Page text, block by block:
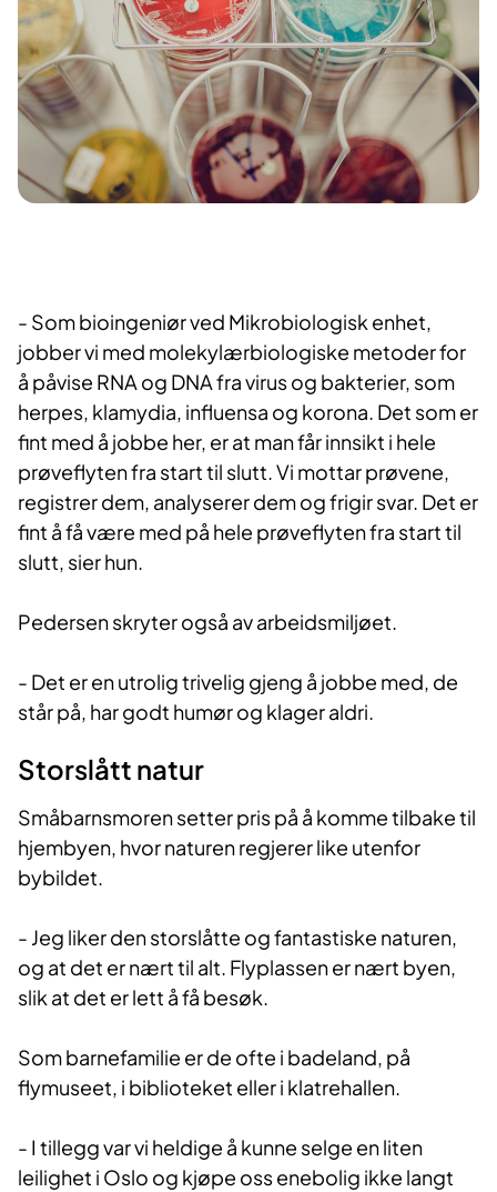
- Som bioingeniør ved Mikrobiologisk enhet,
jobber vi med molekylærbiologiske metoder for
å påvise RNA og DNA fra virus og bakterier, som
herpes, klamydia, influensa og korona. Det som er
fint med å jobbe her, er at man får innsikt i hele
prøveflyten fra start til slutt. Vi mottar prøvene,
registrer dem, analyserer dem og frigir svar. Det er
fint å få være med på hele prøveflyten fra start til
slutt, sier hun.
Pedersen skryter også av arbeidsmiljøet.
- Det er en utrolig trivelig gjeng å jobbe med, de
står på, har godt humør og klager aldri.
Storslått natur
Småbarnsmoren setter pris på å komme tilbake til
hjembyen, hvor naturen regjerer like utenfor
bybildet.
- Jeg liker den storslåtte og fantastiske naturen,
og at det er nært til alt. Flyplassen er nært byen,
slik at det er lett å få besøk.
Som barnefamilie er de ofte i badeland, på
flymuseet, i biblioteket eller i klatrehallen.
- I tillegg var vi heldige å kunne selge en liten
leilighet i Oslo og kjøpe oss enebolig ikke langt